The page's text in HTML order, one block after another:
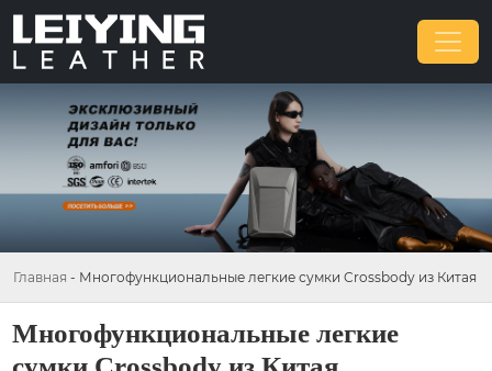
Главная - Многофункциональные легкие сумки Crossbody из Китая
Многофункциональные легкие